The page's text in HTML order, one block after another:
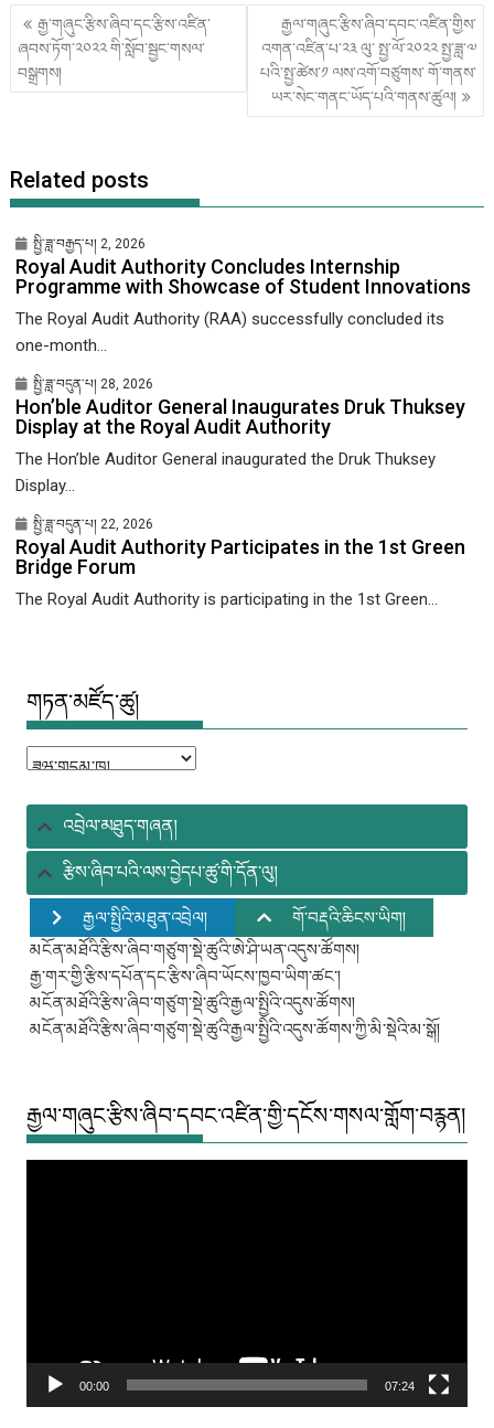
Post
གི་
འགྲུལ་
ལམ།
རྒྱ་གཞུང་རྩིས་ཞིབ་དང་རྩིས་འཛིན་
ཞབས་ཏོག་༢༠༢༢ གི་སློབ་སྦྱང་གསལ་
བསྒྲགས།
རྒྱལ་གཞུང་རྩིས་ཞིབ་དབང་འཛིན་གྱིས་
འགན་འཛིན་པ་༢༣ ལུ་ སྤྱ་ལོ་༢༠༢༢ སྤྱ་ཟླ་༧
པའི་སྤྱ་ཚེས་༡ ལས་འགོ་བཙུགས་ གོ་གནས་
ཡར་སེང་གནང་ཡོད་པའི་གནས་ཚུལ།
Related posts
སྤྱི་ཟླ་བརྒྱད་པ། 2, 2026
Royal Audit Authority Concludes Internship
Programme with Showcase of Student Innovations
The Royal Audit Authority (RAA) successfully concluded its
one-month...
སྤྱི་ཟླ་བདུན་པ། 28, 2026
Hon’ble Auditor General Inaugurates Druk Thuksey
Display at the Royal Audit Authority
The Hon’ble Auditor General inaugurated the Druk Thuksey
Display...
སྤྱི་ཟླ་བདུན་པ། 22, 2026
Royal Audit Authority Participates in the 1st Green
Bridge Forum
The Royal Audit Authority is participating in the 1st Green...
གཏན་མཛོད་ཚུ།
གཏན་
ཚུ།
འབྲེལ་མཐུད་གཞན།
རྩིས་ཞིབ་པའི་ལས་བྱེདཔ་ཚུ་གི་དོན་ལུ།
རྒྱལ་སྤྱིའི་མཐུན་འབྲེལ།
གོ་བརྡའི་ཆིངས་ཡིག།
མངོན་མཐོའི་རྩིས་ཞིབ་གཙུག་སྡེ་ཚུའི་ཨེ་ཤི་ཡན་འདུས་ཚོགས།
རྒྱ་གར་གྱི་རྩིས་དཔོན་དང་རྩིས་ཞིབ་ཡོངས་ཁྱབ་ཡིག་ཚང་།
མངོན་མཐོའི་རྩིས་ཞིབ་གཙུག་སྡེ་ཚུའི་རྒྱལ་སྤྱིའི་འདུས་ཚོགས།
མངོན་མཐོའི་རྩིས་ཞིབ་གཙུག་སྡེ་ཚུའི་རྒྱལ་སྤྱིའི་འདུས་ཚོགས་ཀྱི་མི་སྡེའི་མ་སྒོ།
རྒྱལ་གཞུང་རྩིས་ཞིབ་དབང་འཛིན་གྱི་དངོས་གསལ་གློག་བརྙན།
00:00 07:24